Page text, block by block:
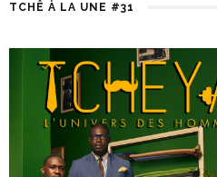
TCHÊ À LA UNE #31